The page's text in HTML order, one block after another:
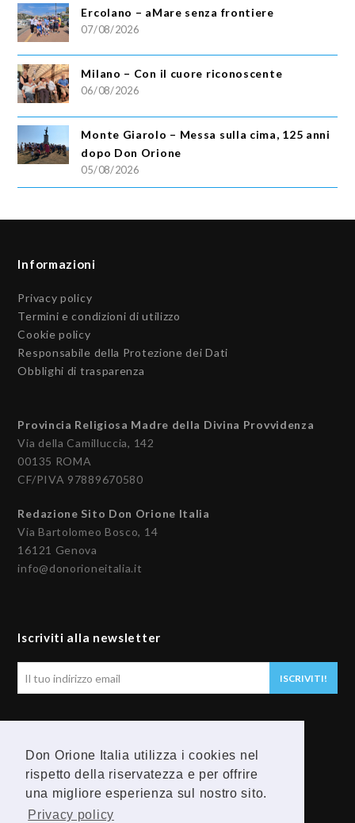
Don Orione Italia utilizza i cookies nel
rispetto della riservatezza e per offrire
una migliore esperienza sul nostro sito.
Privacy policy
Ercolano – aMare senza frontiere
07/08/2026
Milano – Con il cuore riconoscente
06/08/2026
Monte Giarolo – Messa sulla cima, 125 anni
dopo Don Orione
05/08/2026
Informazioni
Privacy policy
Termini e condizioni di utilizzo
Cookie policy
Responsabile della Protezione dei Dati
Obblighi di trasparenza
Provincia Religiosa Madre della Divina Provvidenza
Via della Camilluccia, 142
00135 ROMA
CF/PIVA 97889670580
Redazione Sito Don Orione Italia
Via Bartolomeo Bosco, 14
16121 Genova
info@donorioneitalia.it
Iscriviti alla newsletter
ISCRIVITI!
F
Y
o